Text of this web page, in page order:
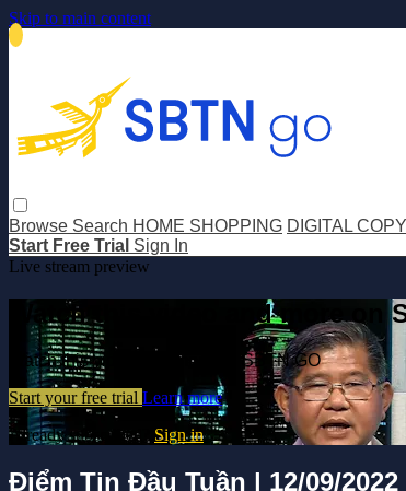
Skip to main content
Browse Search HOME SHOPPING DIGITAL COPY
Start Free Trial Sign In
Live stream preview
Watch this video and more on
Watch this video and more on SBTN GO
Start your free trial Learn more
Already subscribed? Sign in
Điểm Tin Đầu Tuần | 12/09/2022